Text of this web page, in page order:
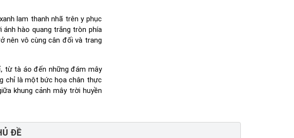
lam thanh nhã trên y phục
hào quang trắng tròn phía
nên vô cùng cân đối và trang
từ tà áo đến những đám mây
chỉ là một bức họa chân thực
khung cảnh mây trời huyền
ĐỀ